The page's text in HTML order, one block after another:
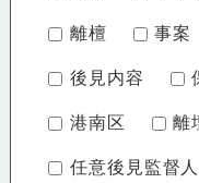
離檀 事案
後見内容
港南区 離
任意後見監督人